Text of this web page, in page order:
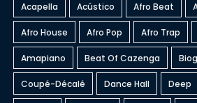
Acapella Acústico Afro Beat
Afro House Afro Pop Afro Trap
Amapiano Beat Of Cazenga
Coupé-Décalé Dance Hall Deep